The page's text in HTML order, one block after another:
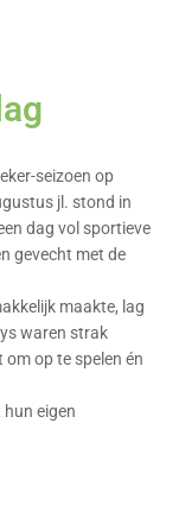
seizoen op
jl. stond in
dag vol sportieve
gevecht met de
maakte, lag
waren strak
om op te spelen én
hun eigen